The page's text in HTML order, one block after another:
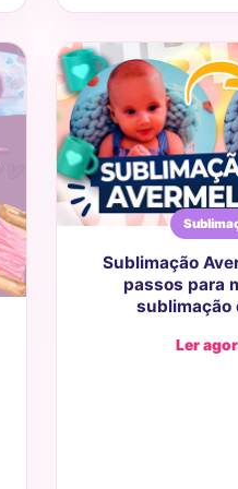
Sublimação
passos para
sublimação
Ler